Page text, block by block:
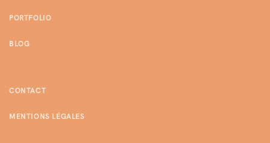
PORTFOLIO
BLOG
CONTACT
MENTIONS LÉGALES